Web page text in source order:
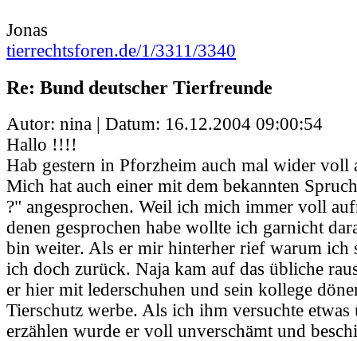
Jonas
tierrechtsforen.de/1/3311/3340
Re: Bund deutscher Tierfreunde
Autor: nina | Datum: 16.12.2004 09:00:54
Hallo !!!!
Hab gestern in Pforzheim auch mal wider voll
Mich hat auch einer mit dem bekannten
?" angesprochen. Weil ich mich immer voll
denen gesprochen habe wollte ich garnicht
bin weiter. Als er mir hinterher rief warum ich
ich doch zurück. Naja kam auf das übliche
er hier mit lederschuhen und sein kollege
Tierschutz werbe. Als ich ihm versuchte etwas
erzählen wurde er voll unverschämt und